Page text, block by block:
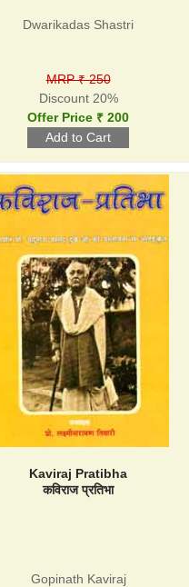
Dwarikadas Shastri
MRP ₹ 250
Discount 20%
Offer Price ₹ 200
Kaviraj Pratibha
कविराज प्रतिभा
Gopinath Kaviraj